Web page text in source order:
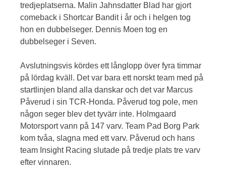
tredjeplatserna. Malin Jahnsdatter Blad har gjort
comeback i Shortcar Bandit i år och i helgen tog
hon en dubbelseger. Dennis Moen tog en
dubbelseger i Seven.
Avslutningsvis kördes ett långlopp över fyra timmar
på lördag kväll. Det var bara ett norskt team med på
startlinjen bland alla danskar och det var Marcus
Påverud i sin TCR-Honda. Påverud tog pole, men
någon seger blev det tyvärr inte. Holmgaard
Motorsport vann på 147 varv. Team Pad Borg Park
kom tvåa, slagna med ett varv. Påverud och hans
team Insight Racing slutade på tredje plats tre varv
efter vinnaren.